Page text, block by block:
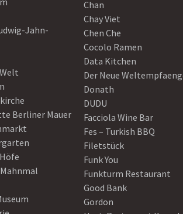
Jahn-
Berliner Mauer
Chan
Chay Viet
Chen Che
Cocolo Ramen
Data Kitchen
Der Neue
Donath
DUDU
Facciola Wine Bar
Fes – Turkish BBQ
Filetstück
Funk You
Funkturm Restaurant
Good Bank
Gordon